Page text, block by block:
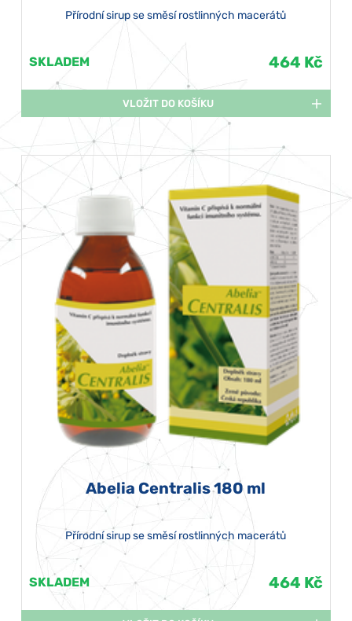
Přírodní sirup se směsí rostlinných macerátů
SKLADEM 464 Kč
VLOŽIT DO KOŠÍKU
Abelia Centralis 180 ml
Přírodní sirup se směsí rostlinných macerátů
SKLADEM 464 Kč